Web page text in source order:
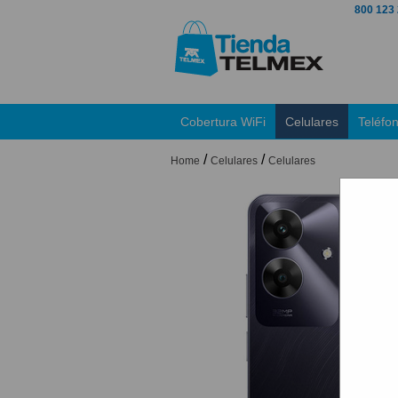
800 123
Cobertura WiFi Celulares
Home / Celulares / Celulares